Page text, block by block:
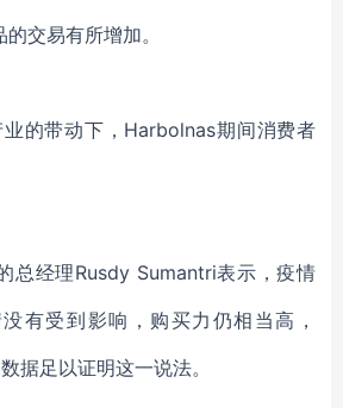
的交易有所增加。
业的带动下，Harbolnas期间消费者
总经理Rusdy Sumantri表示，疫情
有受到影响，购买力仍相当高，
据足以证明这一说法。